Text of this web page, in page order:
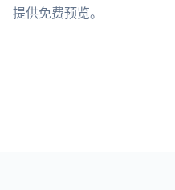
提供免费预览。